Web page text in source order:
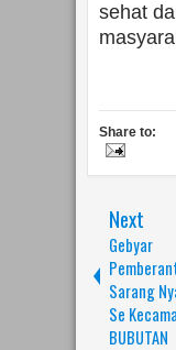
sehat
Share to:
Next
Gebyar
Sarang
Se
BUBUTAN